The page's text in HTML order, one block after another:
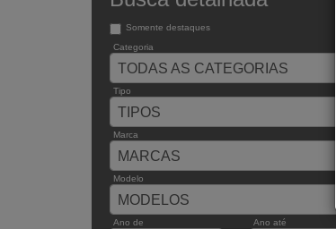
Somente destaques
Categoria
TODAS AS CATEGORIAS
Tipo
TIPOS
Marca
MARCAS
Modelo
MODELOS
Ano de Ano até